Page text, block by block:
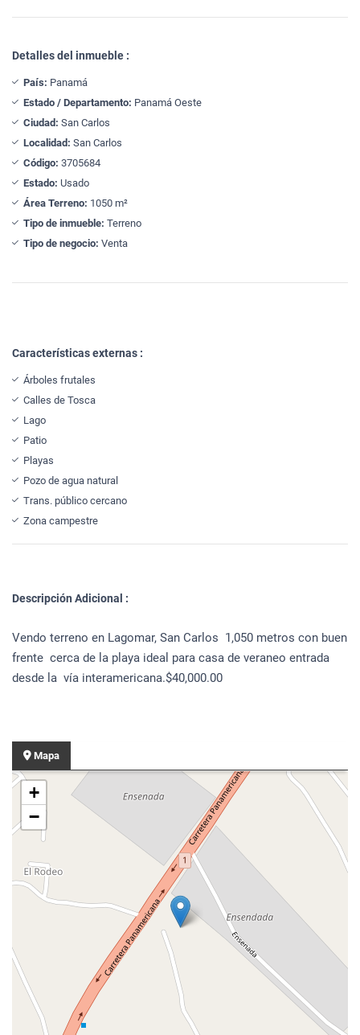
Detalles del inmueble :
País: Panamá
Estado / Departamento: Panamá Oeste
Ciudad: San Carlos
Localidad: San Carlos
Código: 3705684
Estado: Usado
Área Terreno: 1050 m²
Tipo de inmueble: Terreno
Tipo de negocio: Venta
Características externas :
Árboles frutales
Calles de Tosca
Lago
Patio
Playas
Pozo de agua natural
Trans. público cercano
Zona campestre
Descripción Adicional :
Vendo terreno en Lagomar, San Carlos 1,050 metros con buen
frente cerca de la playa ideal para casa de veraneo entrada
desde la vía interamericana.$40,000.00
Mapa
+
−